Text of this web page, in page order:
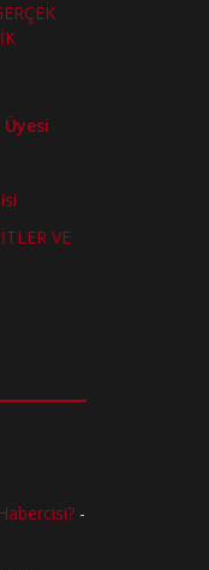
VE
-